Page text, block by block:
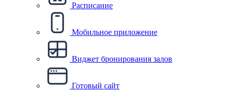
Расписание
Мобильное приложение
Виджет бронирования залов
Готовый сайт